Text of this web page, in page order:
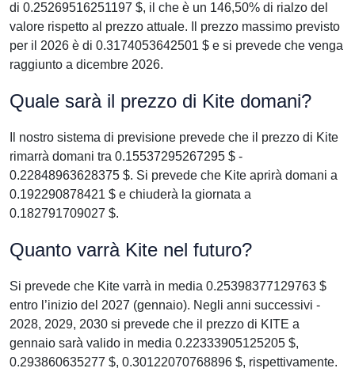
di 0.25269516251197 $, il che è un 146,50% di rialzo del
valore rispetto al prezzo attuale. Il prezzo massimo previsto
per il 2026 è di 0.3174053642501 $ e si prevede che venga
raggiunto a dicembre 2026.
Quale sarà il prezzo di Kite domani?
Il nostro sistema di previsione prevede che il prezzo di Kite
rimarrà domani tra 0.15537295267295 $ -
0.22848963628375 $. Si prevede che Kite aprirà domani a
0.192290878421 $ e chiuderà la giornata a
0.182791709027 $.
Quanto varrà Kite nel futuro?
Si prevede che Kite varrà in media 0.25398377129763 $
entro l’inizio del 2027 (gennaio). Negli anni successivi -
2028, 2029, 2030 si prevede che il prezzo di KITE a
gennaio sarà valido in media 0.22333905125205 $,
0.293860635277 $, 0.30122070768896 $, rispettivamente.